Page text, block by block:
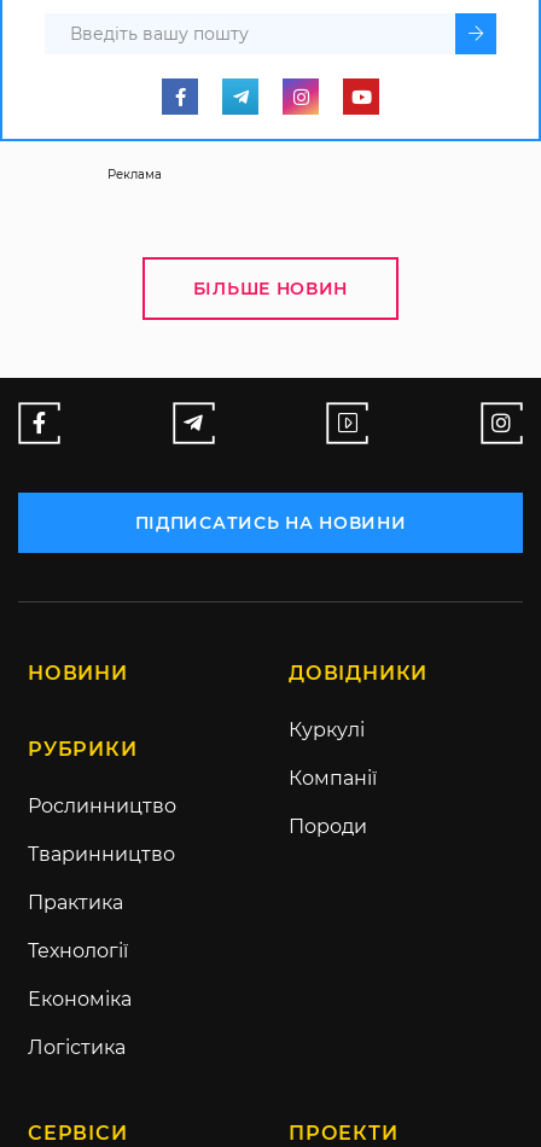
Реклама
БІЛЬШЕ НОВИН
ПІДПИСАТИСЬ НА НОВИНИ
НОВИНИ
РУБРИКИ
Рослинництво
Тваринництво
Практика
Технології
Економіка
Логістика
ДОВІДНИКИ
Куркулі
Компанії
Породи
СЕРВІСИ ПРОЕКТИ